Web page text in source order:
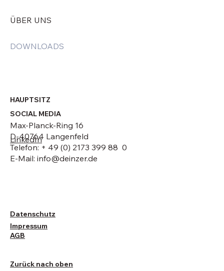
ÜBER UNS
DOWNLOADS
HAUPTSITZ
Max-Planck-Ring 16
D-40764 Langenfeld
Telefon: + 49 (0) 2173 399 88 0
E-Mail: info@deinzer.de
SOCIAL MEDIA
LinkedIn
Datenschutz
Impressum
AGB
Zurück nach oben